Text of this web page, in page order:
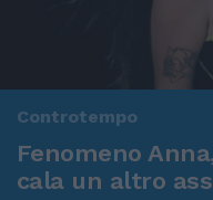
Controtempo
Fenomeno
cala un altro